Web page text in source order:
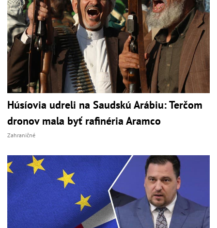
Húsíovia udreli na Saudskú Arábiu: Terčom
dronov mala byť rafinéria Aramco
Zahraničné